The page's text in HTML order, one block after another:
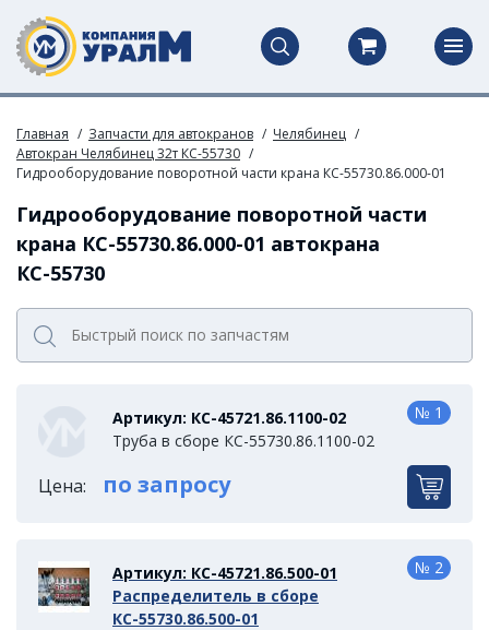
Главная Запчасти для автокранов
Челябинец
Автокран Челябинец 32т КС-55730
Гидрооборудование поворотной части крана КС-55730.86.000-01
Гидрооборудование поворотной части
крана КС-55730.86.000-01 автокрана
КС-55730
Артикул: КС-45721.86.1100-02
Труба в сборе КС-55730.86.1100-02
Цена: по запросу
№ 1
Артикул: КС-45721.86.500-01
Распределитель в сборе
КС-55730.86.500-01
№ 2